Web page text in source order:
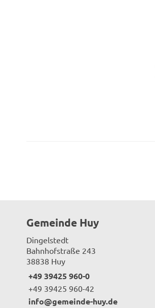
Gemeinde Huy
Dingelstedt
Bahnhofstraße 243
38838 Huy
+49 39425 960-0
+49 39425 960-42
info@gemeinde-huy.de